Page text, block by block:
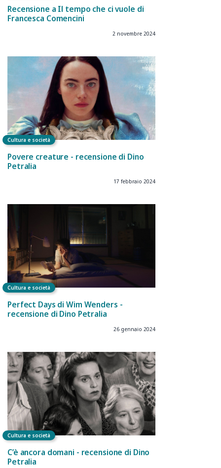
Recensione a Il tempo che ci vuole di
Francesca Comencini
2 novembre 2024
Cultura e società
Povere creature - recensione di Dino
Petralia
17 febbraio 2024
Cultura e società
Perfect Days di Wim Wenders -
recensione di Dino Petralia
26 gennaio 2024
Cultura e società
C’è ancora domani - recensione di Dino
Petralia